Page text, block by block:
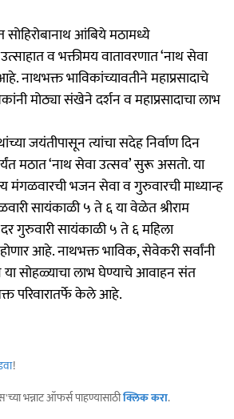
आंबिये मठामध्ये
व भक्तीमय वातावरणात ‘नाथ सेवा
नाथभक्त भाविकांच्यावतीने महाप्रसादाचे
मोठ्या संखेने दर्शन व महाप्रसादाचा लाभ
जयंतीपासून त्यांचा सदेह निर्वाण दिन
मठात ‘नाथ सेवा उत्सव’ सुरू असतो. या
मंगळवारची भजन सेवा व गुरुवारची माध्यान्ह
सायंकाळी ५ ते ६ या वेळेत श्रीराम
गुरुवारी सायंकाळी ५ ते ६ महिला
आहे. नाथभक्त भाविक, सेवेकरी सर्वांनी
सोहळ्याचा लाभ घेण्याचे आवाहन संत
परिवारातर्फे केले आहे.
!
भन्नाट ऑफर्स पाहण्यासाठीक्लिक करा.